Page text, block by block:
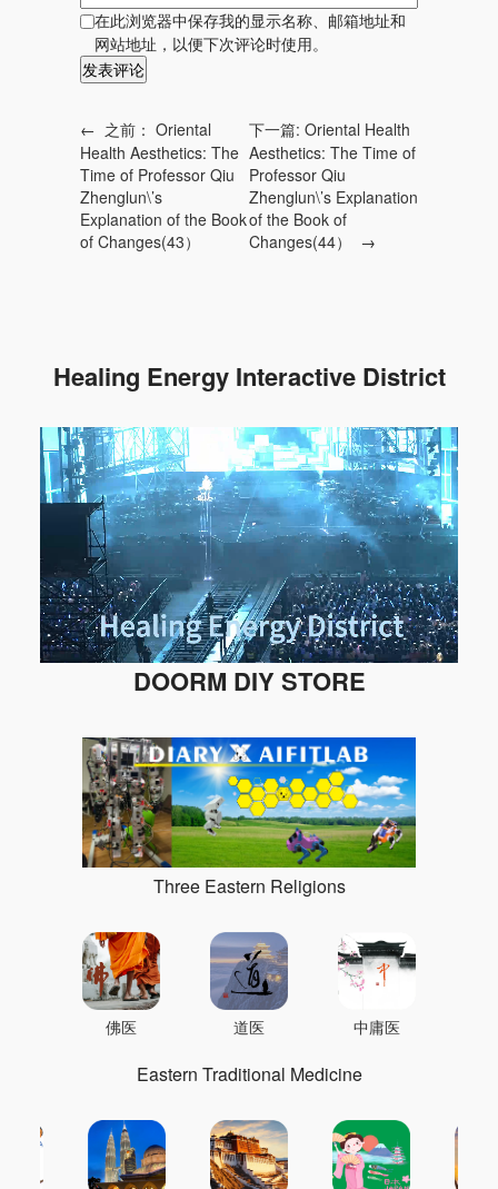
在此浏览器中保存我的显示名称、邮箱地址和
网站地址，以便下次评论时使用。
← 之前： Oriental
Health Aesthetics: The
Time of Professor Qiu
Zhenglun\’s
Explanation of the Book
of Changes(43）
下一篇: Oriental Health
Aesthetics: The Time of
Professor Qiu
Zhenglun\’s Explanation
of the Book of
Changes(44）
→
Healing Energy Interactive District
DOORM DIY STORE
Three Eastern Religions
佛医 道医 中庸医
Eastern Traditional Medicine